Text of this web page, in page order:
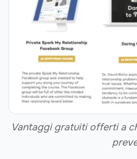
Vantaggi gratuiti offerti a